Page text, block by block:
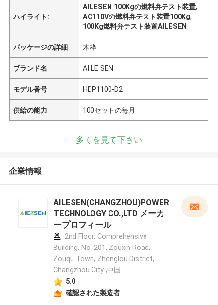
ハイライト:
AILESEN 100Kgの燃料弁テスト装置,
AC110Vの燃料弁テスト装置100Kg,
100Kg燃料弁テスト装置AILESEN
パッケージの詳細 木枠
ブランド名 AI LE SEN
モデル番号 HDP1100-D2
供給の能力 100セットの毎月
多くを見て下さい
企業情報
AILESEN(CHANGZHOU)POWER
TECHNOLOGY CO.,LTD メーカ
ープロフィール
2nd Floor, Comprehensive
Building, No. 201, Zouxin Road,
Zouqu Town, Zhonglou District,
Changzhou City ,中国
5.0
確認された製造者